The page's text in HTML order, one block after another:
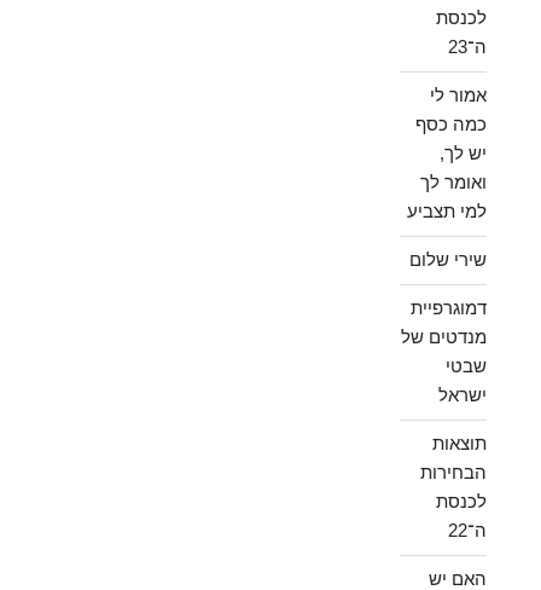
לכנסת
ה־23
אמור לי
כמה כסף
יש לך,
ואומר לך
למי תצביע
שירי שלום
דמוגרפיית
מנדטים של
שבטי
ישראל
תוצאות
הבחירות
לכנסת
ה־22
האם יש